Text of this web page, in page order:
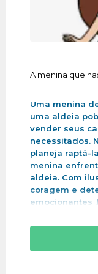
Uma menina
uma aldeia
vender seus
necessitados.
planeja raptá-
menina
aldeia. Com
coragem e
emocionantes